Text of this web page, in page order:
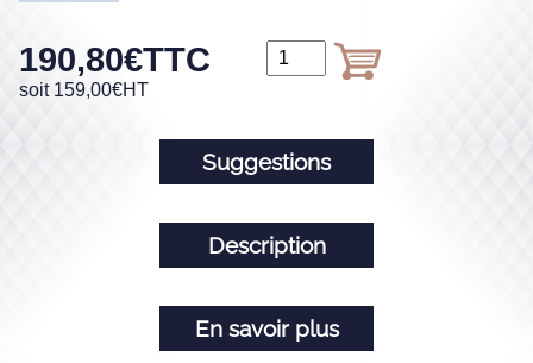
190,80€TTC
soit 159,00€HT
Suggestions
Description
En savoir plus